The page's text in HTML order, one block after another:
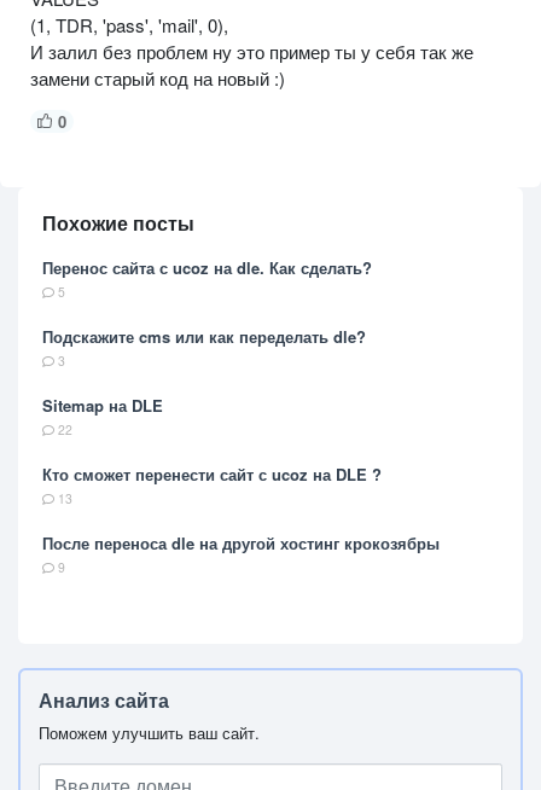
(1, TDR, 'pass', 'mail', 0),
И залил без проблем ну это пример ты у себя так же
замени старый код на новый :)
0
Похожие посты
Перенос сайта с ucoz на dle. Как сделать?
5
Подскажите cms или как переделать dle?
3
Sitemap на DLE
22
Кто сможет перенести сайт с ucoz на DLE ?
13
После переноса dle на другой хостинг крокозябры
9
Анализ сайта
Поможем улучшить ваш сайт.